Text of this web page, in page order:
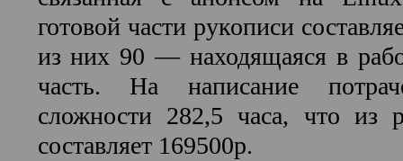
готовой части рукописи
из них 90 — находящаяся в
часть. На написание
сложности 282,5 часа, что из
составляет 169500р.